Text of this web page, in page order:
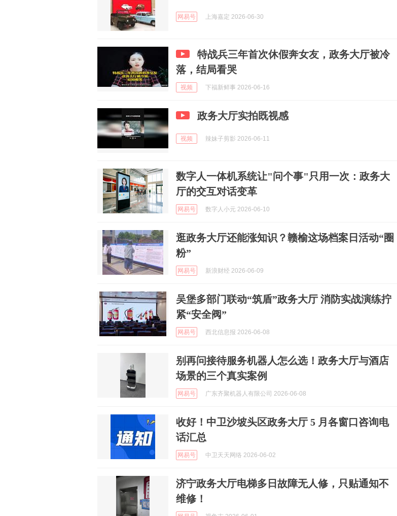
网易号 上海嘉定 2026-06-30
特战兵三年首次休假奔女友，政务大厅被冷
落，结局看哭
视频 下福新鲜事 2026-06-16
政务大厅实拍既视感
视频 辣妹子剪影 2026-06-11
数字人一体机系统让"问个事"只用一次：政务大
厅的交互对话变革
网易号 数字人小元 2026-06-10
逛政务大厅还能涨知识？赣榆这场档案日活动“圈
粉”
网易号 新浪财经 2026-06-09
吴堡多部门联动“筑盾”政务大厅 消防实战演练拧
紧“安全阀”
网易号 西北信息报 2026-06-08
别再问接待服务机器人怎么选！政务大厅与酒店
场景的三个真实案例
网易号 广东齐聚机器人有限公司 2026-06-08
收好！中卫沙坡头区政务大厅 5 月各窗口咨询电
话汇总
网易号 中卫天天网络 2026-06-02
济宁政务大厅电梯多日故障无人修，只贴通知不
维修！